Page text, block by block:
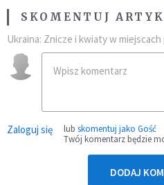
SKOMENTUJ
Ukraina: Znicze i kwiaty w miejscach
Zaloguj się lub skomentuj jako Gość
Twój komentarz będzie
DODAJ